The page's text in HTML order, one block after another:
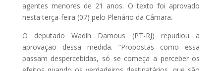
agentes menores de 21 anos. O texto foi aprovado
nesta terça-feira (07) pelo Plenário da Câmara.
O deputado Wadih Damous (PT-RJ) repudiou a
aprovação dessa medida. “Propostas como essa
passam despercebidas, só se começa a perceber os